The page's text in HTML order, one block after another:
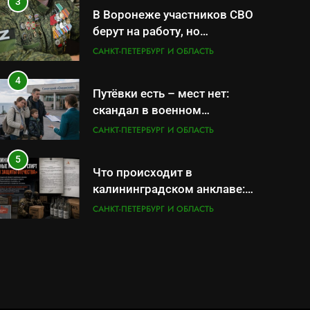
В Воронеже участников СВО
берут на работу, но
удержаться удаётся не всем
САНКТ-ПЕТЕРБУРГ И ОБЛАСТЬ
4
Путёвки есть – мест нет:
скандал в военном
санатории Владивостока
САНКТ-ПЕТЕРБУРГ И ОБЛАСТЬ
5
Что происходит в
калининградском анклаве:
военные изымают спирт
САНКТ-ПЕТЕРБУРГ И ОБЛАСТЬ